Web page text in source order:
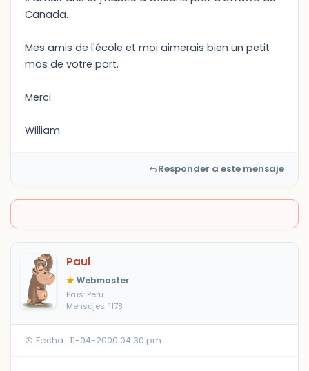
Canada.
Mes amis de l'école et moi aimerais bien un petit
mos de votre part.
Merci
William
Responder a este mensaje
Paul
Webmaster
País: Perú
Mensajes: 1178
Fecha : 11-04-2000 04:30 pm